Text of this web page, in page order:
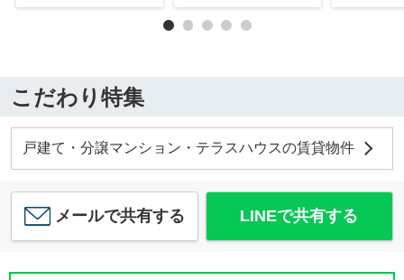
こだわり特集
戸建て・分譲マンション・テラスハウスの賃貸物件
メールで共有する LINEで共有する